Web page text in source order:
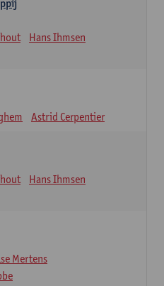
Hans Ihmsen
Astrid Cerpentier
Hans Ihmsen
Mertens